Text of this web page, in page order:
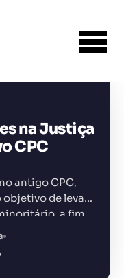
na Justiça
CPC
antigo CPC,
objetivo de levar
a fim
seja apenas
PARA ESTE
OAB